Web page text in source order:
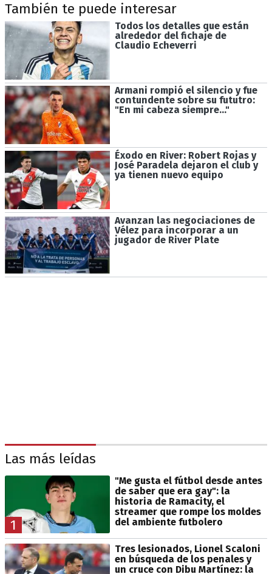
También te puede interesar
Todos los detalles que están
alrededor del fichaje de
Claudio Echeverri
Armani rompió el silencio y fue
contundente sobre su fututro:
"En mi cabeza siempre..."
Éxodo en River: Robert Rojas y
José Paradela dejaron el club y
ya tienen nuevo equipo
Avanzan las negociaciones de
Vélez para incorporar a un
jugador de River Plate
Las más leídas
1
"Me gusta el fútbol desde antes
de saber que era gay": la
historia de Ramacity, el
streamer que rompe los moldes
del ambiente futbolero
Tres lesionados, Lionel Scaloni
en búsqueda de los penales y
un cruce con Dibu Martínez: la